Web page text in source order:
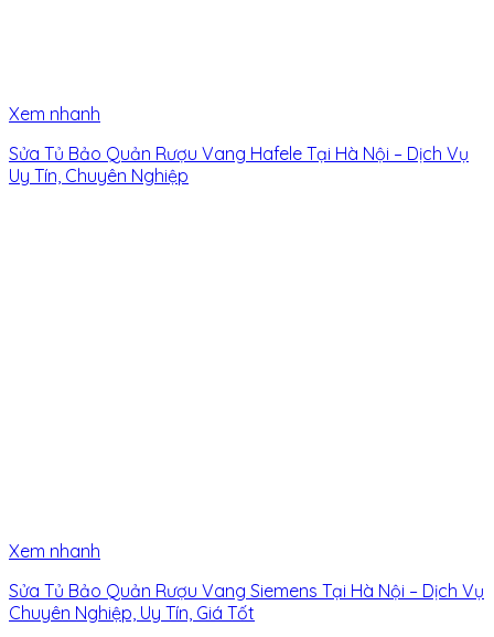
Xem nhanh
Sửa Tủ Bảo Quản Rượu Vang Hafele Tại Hà Nội – Dịch Vụ
Uy Tín, Chuyên Nghiệp
Xem nhanh
Sửa Tủ Bảo Quản Rượu Vang Siemens Tại Hà Nội – Dịch Vụ
Chuyên Nghiệp, Uy Tín, Giá Tốt